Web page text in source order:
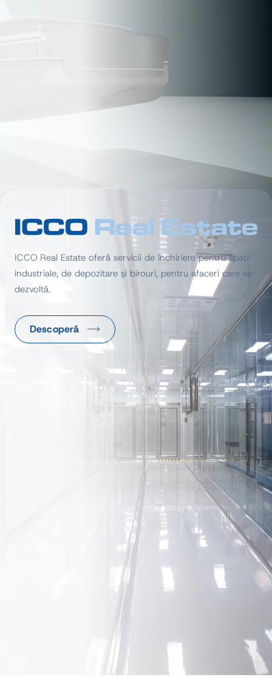
ICCO Real Estate oferă servicii de închiriere pentru spații
industriale, de depozitare și birouri, pentru afaceri care se
dezvoltă.
Descoperă